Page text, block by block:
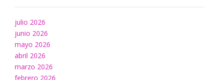
julio 2026
junio 2026
mayo 2026
abril 2026
marzo 2026
febrero 2026